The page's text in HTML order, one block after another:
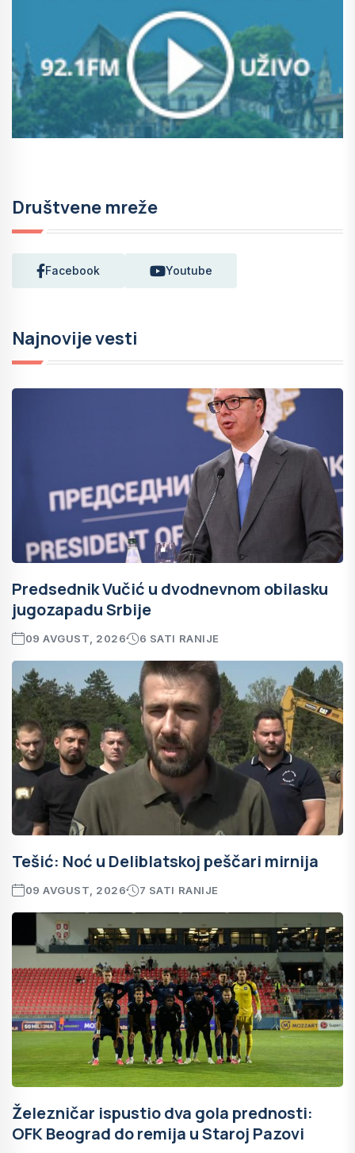
Društvene mreže
Facebook Youtube
Najnovije vesti
Predsednik Vučić u dvodnevnom obilasku
jugozapadu Srbije
09 AVGUST, 2026 6 SATI RANIJE
Tešić: Noć u Deliblatskoj peščari mirnija
09 AVGUST, 2026 7 SATI RANIJE
Železničar ispustio dva gola prednosti:
OFK Beograd do remija u Staroj Pazovi